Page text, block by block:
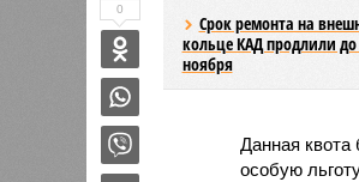
Срок ремонта на
кольце КАД продлили
ноября
Данная
особую
0